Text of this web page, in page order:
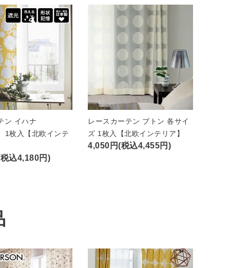
ン イハナ
1枚入【北欧インテ
込4,180円)
レースカーテン ブトン 各サイ
ズ 1枚入【北欧インテリア】
4,050円(税込4,455円)